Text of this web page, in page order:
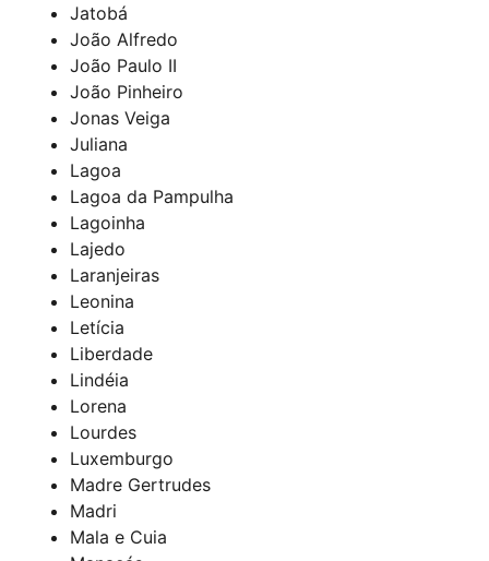
Jatobá
João Alfredo
João Paulo II
João Pinheiro
Jonas Veiga
Juliana
Lagoa
Lagoa da Pampulha
Lagoinha
Lajedo
Laranjeiras
Leonina
Letícia
Liberdade
Lindéia
Lorena
Lourdes
Luxemburgo
Madre Gertrudes
Madri
Mala e Cuia